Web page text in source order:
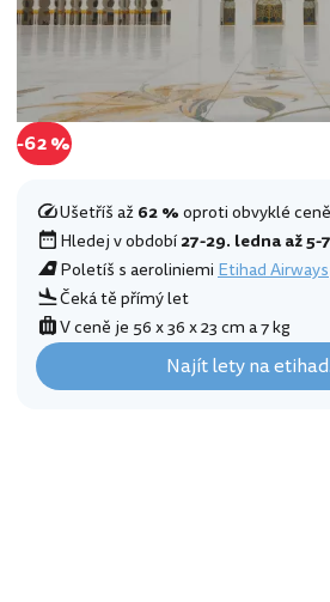
-62 %
Ušetříš až62 %oproti obvyklé
Hledej v období27-29. ledna až 5-
Poletíš s aeroliniemi Etihad Airways
Čeká tě přímý let
V ceně je 56 x 36 x 23 cm a 7 kg
Najít lety na